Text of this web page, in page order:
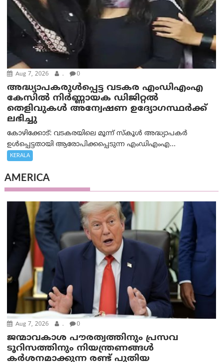
Aug 7, 2026 . 0
അദ്ധ്യാപകരുള്‍പ്പെട്ട വടകര എംഡി‌എം‌എ
കേസില്‍ നിര്‍ണ്ണായക ഡിജിറ്റല്‍
തെളിവുകള്‍ അന്വേഷണ ഉദ്യോഗസ്ഥര്‍ക്ക്
ലഭിച്ചു
കോഴിക്കോട്: വടകരയിലെ മൂന്ന് സ്കൂൾ അദ്ധ്യാപകർ
ഉൾപ്പെട്ടതായി ആരോപിക്കപ്പെടുന്ന എംഡിഎംഎ...
KERALA
AMERICA
Aug 7, 2026 . 0
ജന്മാവകാശ പൗരത്വത്തിനും പ്രസവ
ടൂറിസത്തിനും നിയന്ത്രണങ്ങൾ
കർശനമാക്കുന്ന രണ്ട് പുതിയ